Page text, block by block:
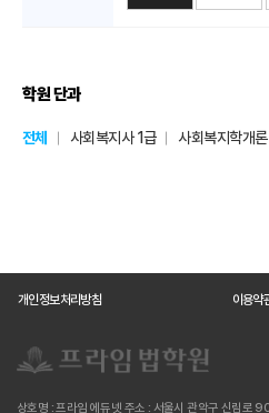
학원 단과
전체 사회복지사 1급 사회복지학개론
개인정보처리방침 이용약
상호명 : 프라임 에듀넷 주소 : 서울시 관악구 신림로